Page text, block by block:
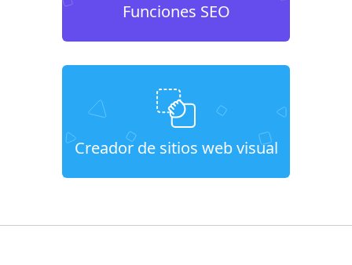
Funciones SEO
Creador de sitios web visual